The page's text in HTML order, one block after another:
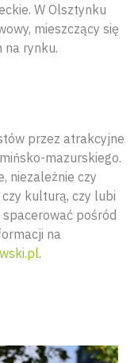
W Olsztynku
mieszczący się
na rynku.
przez atrakcyjne
mazurskiego.
niezależnie czy
kulturą, czy lubi
pośród
na
.